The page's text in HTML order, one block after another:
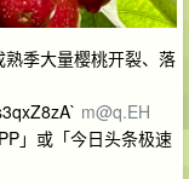
季大量樱桃开裂、落
m@q.EH
」或「今日头条极速